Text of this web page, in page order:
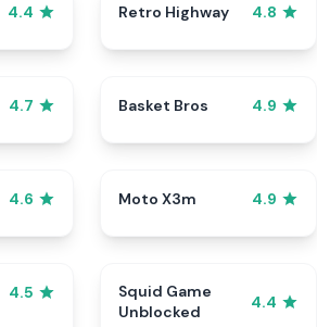
4.4 Retro Highway 4.8
4.7 Basket Bros 4.9
4.6 Moto X3m 4.9
4.5
Squid Game
Unblocked
4.4